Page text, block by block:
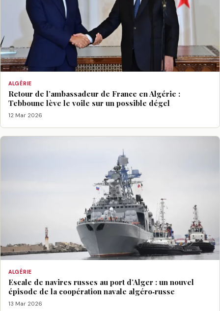
ALGÉRIE
Retour de l’ambassadeur de France en Algérie :
Tebboune lève le voile sur un possible dégel
12 Mar 2026
ALGÉRIE
Escale de navires russes au port d’Alger : un nouvel
épisode de la coopération navale algéro‑russe
13 Mar 2026